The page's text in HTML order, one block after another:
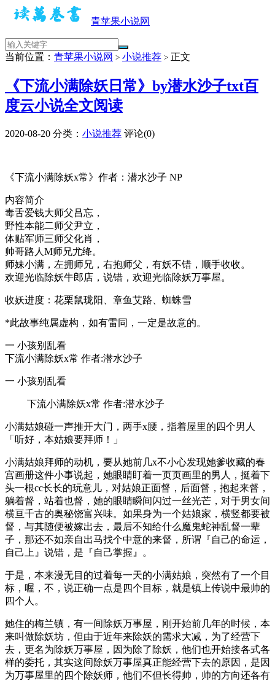
青苹果小说网
当前位置： 青苹果小说网 > 小说推荐 > 正文
《下流小满除妖日常》by潜水沙子txt百
度云小说全文阅读
2020-08-20 分类： 小说推荐 评论(0)
《下流小满除妖x常》作者：潜水沙子 NP
内容简介
毒舌爱钱大师父吕忘，
野性本能二师父尹立，
体贴军师三师父化肖，
帅哥路人M师兄尤绛。
师妹小满，左拥师兄，右抱师父，有妖不错，顺手收收。
欢迎光临除妖牛郎店，说错，欢迎光临除妖万事屋。
收妖进度：花栗鼠珑阳、章鱼艾路、蜘蛛雪
*此故事纯属虚构，如有雷同，一定是故意的。
一 小孩别乱看
下流小满除妖x常 作者:潜水沙子
一 小孩别乱看
下流小满除妖x常 作者:潜水沙子
小满姑娘碰一声推开大门，两手x腰，指着屋里的四个男人
「听好，本姑娘要拜师！」
小满姑娘拜师的动机，要从她前几x不小心发现她爹收藏的春
宫画册这件小事说起，她眼睛盯着一页页画里的男人，挺着下
头一根cc长长的玩意儿，对姑娘正面督，后面督，抱起来督，
躺着督，站着也督，她的眼睛瞬间闪过一丝光芒，对于男女间
横亘千古的奥秘饶富兴味。如果身为一个姑娘家，横竖都要被
督，与其随便被嫁出去，最后不知给什么魔鬼蛇神乱督一辈
子，那还不如亲自出马找个中意的来督，所谓『自己的命运，
自己上』说错，是『自己掌握』。
于是，本来漫无目的过着每一天的小满姑娘，突然有了一个目
标，喔，不，说正确一点是四个目标，就是镇上传说中最帅的
四个人。
她住的梅兰镇，有一间除妖万事屋，刚开始前几年的时候，本
来叫做除妖坊，但由于近年来除妖的需求大减，为了经营下
去，更名为除妖万事屋，因为除了除妖，他们也开始接各式各
样的委托，其实这间除妖万事屋真正能经营下去的原因，是因
为万事屋里的四个除妖师，他们不但长得帅，帅的方向还各有